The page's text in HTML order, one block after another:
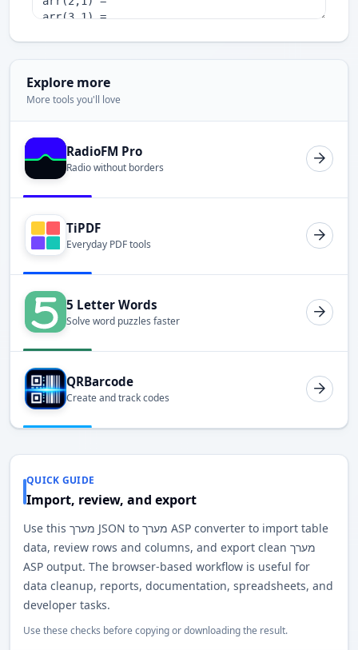
Explore more
More tools you'll love
RadioFM Pro
Radio without borders
TiPDF
Everyday PDF tools
5 Letter Words
Solve word puzzles faster
QRBarcode
Create and track codes
QUICK GUIDE
Import, review, and export
Use this מערך JSON to מערך ASP converter to import table
data, review rows and columns, and export clean מערך
ASP output. The browser-based workflow is useful for
data cleanup, reports, documentation, spreadsheets, and
developer tasks.
Use these checks before copying or downloading the result.